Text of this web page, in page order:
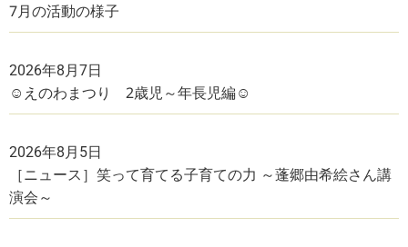
7月の活動の様子
2026年8月7日
☺えのわまつり 2歳児～年長児編☺
2026年8月5日
［ニュース］笑って育てる子育ての力 ～蓬郷由希絵さん講
演会～